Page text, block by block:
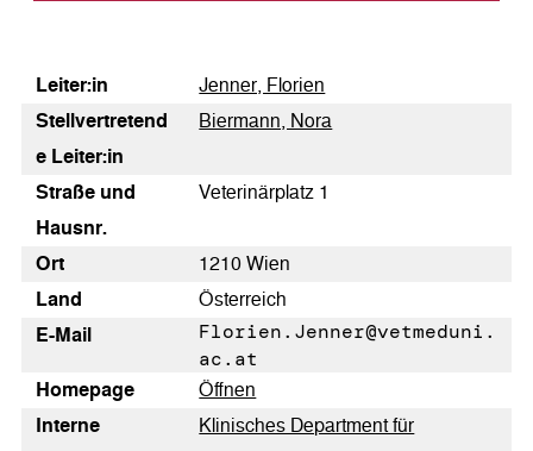
Leiter:in
Jenner, Florien
Stellvertretend
e Leiter:in
Biermann, Nora
Straße und
Hausnr.
Veterinärplatz 1
Ort
1210 Wien
Land
Österreich
E-Mail
Florien.Jenner@vetmeduni.
ac.at
Homepage
Öffnen
Interne
Klinisches Department für